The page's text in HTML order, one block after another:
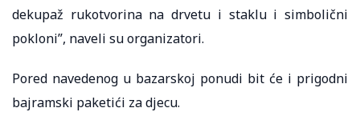
dekupaž rukotvorina na drvetu i staklu i simbolični
pokloni”, naveli su organizatori. ⠀
Pored navedenog u bazarskoj ponudi bit će i prigodni
bajramski paketići za djecu.